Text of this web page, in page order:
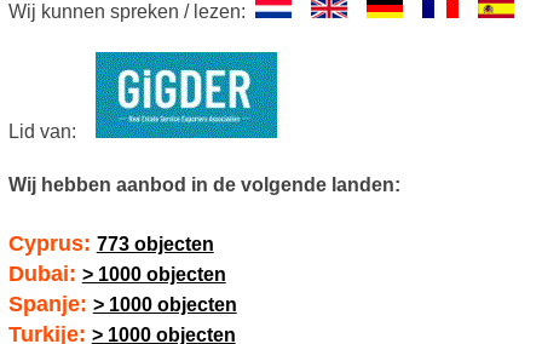
Wij kunnen spreken / lezen:
Lid van:
Wij hebben aanbod in de volgende landen:
Cyprus: 773 objecten
Dubai: > 1000 objecten
Spanje: > 1000 objecten
Turkije: > 1000 objecten